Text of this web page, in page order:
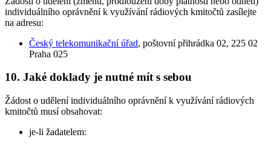
individuálního oprávnění k využívání rádiových kmitočtů zasílejte
na adresu:
Český telekomunikační úřad, poštovní přihrádka 02, 225 02
Praha 025
10. Jaké doklady je nutné mít s sebou
Žádost o udělení individuálního oprávnění k využívání rádiových
kmitočtů musí obsahovat:
je-li žadatelem: